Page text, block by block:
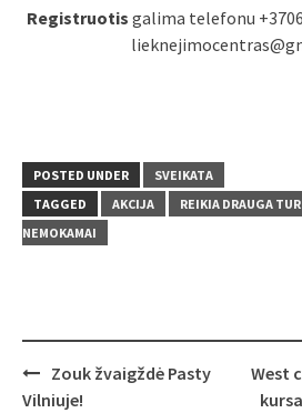
Registruotis galima telefonu
POSTED UNDER
SVEIKATA
TAGGED
AKCIJA REIKIA DRAUGA
NEMOKAMAI
Post
navigation
Zouk žvaigždė Pasty
Vilniuje!
West